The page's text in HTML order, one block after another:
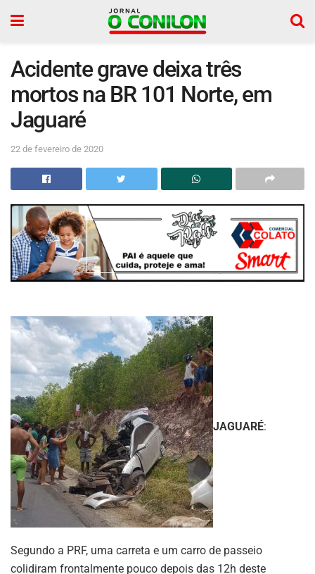
Acidente grave deixa três
mortos na BR 101 Norte, em
Jaguaré
22 de fevereiro de 2020
JAGUARÉ:
Segundo a PRF, uma carreta e um carro de passeio
colidiram frontalmente pouco depois das 12h deste